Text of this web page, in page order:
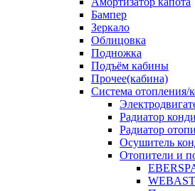
Бампер
Зеркало
Облицовка
Подножка
Подъём кабины
Прочее(кабина)
Система отопления/
Радиатор
Радиатор
Осушитель
Отопители и